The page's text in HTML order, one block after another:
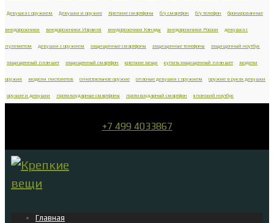
Девушка с оружием Девушки и оружие Крепкие смартфоны б/у смартфон б/у телефон бронированные
внедорожники внедорожники Израиля внедорожники Канады внедорожники России девушка с
пулеметом девушки с оружием защищенные смартфоны защищенные телефоны защищенный ноутбук
защищенный планшет защищенный смартфон крепкие вещи купить защищенный планшет модели
оружия модели пистолетов огнестрельное оружие опасные девушки с оружием оружие в руках девушки
оружие и девушки противоударные смартфоны противоударный смартфон японский ноутбук
+7 499 4033867
Главная